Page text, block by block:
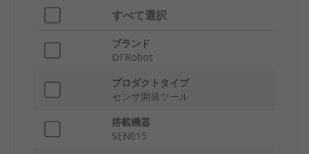
すべて選択
ブランド
DFRobot
プロダクトタイプ
センサ開発ツール
搭載機器
SEN015